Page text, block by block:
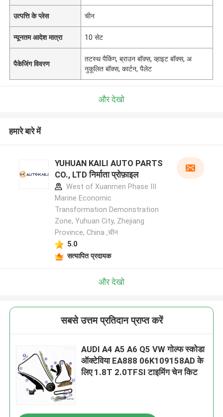
उत्पत्ति के प्लेस चीन
न्यूनतम आदेश मात्रा 10 सेट
पैकेजिंग विवरण
तटस्थ पैकिंग, ब्राउन बॉक्स, व्हाइट बॉक्स, अ
नुकूलित बॉक्स, कार्टन, पैलेट
और देखो
हमारे बारे में
YUHUAN KAILI AUTO PARTS
CO., LTD निर्माता प्रोफ़ाइल
West of Xuanmen Phase III
Marine Economic
Transformation Demonstration
Zone, Yuhuan City, Zhejiang
Province, China ,चीन
5.0
सत्यापित प्रदायक
और देखो
सबसे उत्तम प्रतिदान प्राप्त करें
AUDI A4 A5 A6 Q5 VW गोल्फ स्कोडा
ऑक्टेविया EA888 06K109158AD के
लिए 1.8T 2.0TFSI टाइमिंग चेन किट